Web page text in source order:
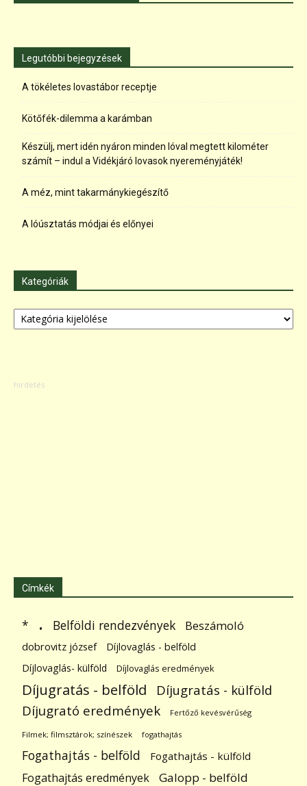
Legutóbbi bejegyzések
A tökéletes lovastábor receptje
Kötőfék-dilemma a karámban
Készülj, mert idén nyáron minden lóval megtett kilométer
számít – indul a Vidékjáró lovasok nyereményjáték!
A méz, mint takarmánykiegészítő
A lóúsztatás módjai és előnyei
Kategóriák
Kategóriák
Címkék
* . Belföldi rendezvények Beszámoló
dobrovitz józsef
Díjlovaglás - belföld
Díjlovaglás- külföld
Díjlovaglás eredmények
Díjugratás - belföld Díjugratás - külföld
Díjugrató eredmények Fertőző kevésvérűség
Filmek; filmsztárok; színészek fogathajtás
Fogathajtás - belföld Fogathajtás - külföld
Fogathajtás eredmények Galopp - belföld